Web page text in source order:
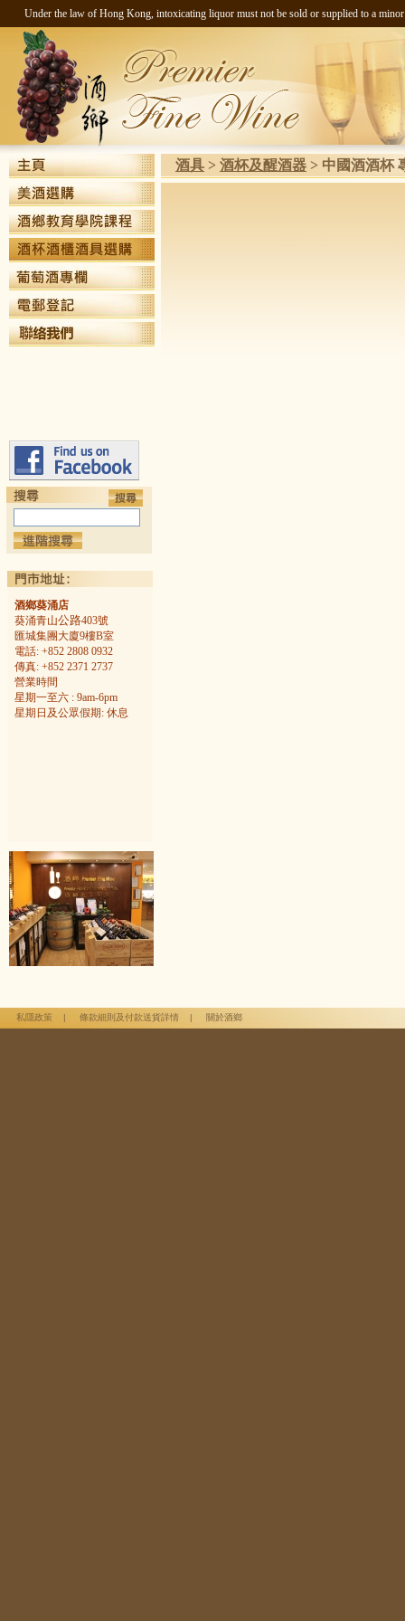
Under the law of Hong Kong, intoxicating liquor must not be sold or supplied to a
酒鄉葵涌店
葵涌青山公路403號
匯城集團大廈9樓B室
電話: +852 2808 0932
傳真: +852 2371 2737
營業時間
星期一至六 : 9am-6pm
星期日及公眾假期: 休息
酒具 > 酒杯及醒酒器 > 中國酒酒杯
私隱政策 | 條款細則及付款送貨詳情 | 關於酒鄉